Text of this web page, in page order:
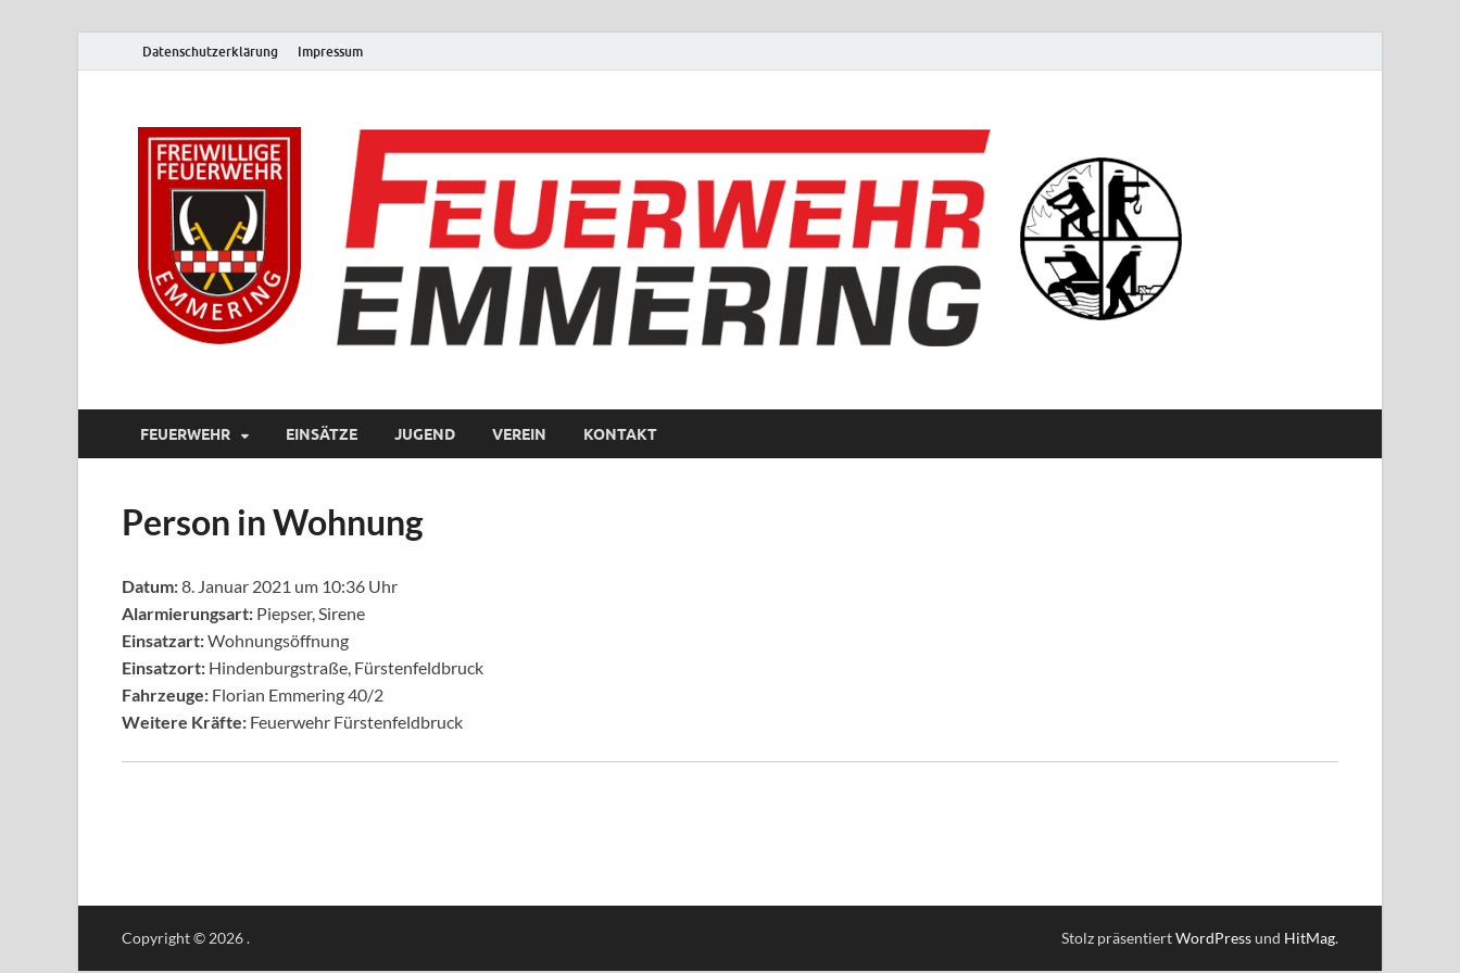
Datenschutzerklärung Impressum
FEUERWEHR EINSÄTZE JUGEND VEREIN KONTAKT
Person in Wohnung
Datum:8. Januar 2021 um 10:36 Uhr
Alarmierungsart: Piepser, Sirene
Einsatzart:Wohnungsöffnung
Einsatzort: Hindenburgstraße, Fürstenfeldbruck
Fahrzeuge: Florian Emmering 40/2
Weitere Kräfte: Feuerwehr Fürstenfeldbruck
Copyright © 2026. Stolz präsentiertWordPressund HitMag.